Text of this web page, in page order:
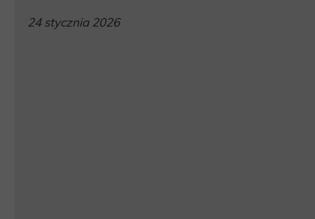
24 stycznia 2026